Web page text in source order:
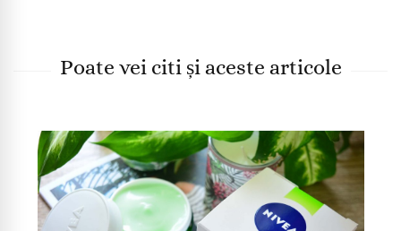
Poate vei citi și aceste articole